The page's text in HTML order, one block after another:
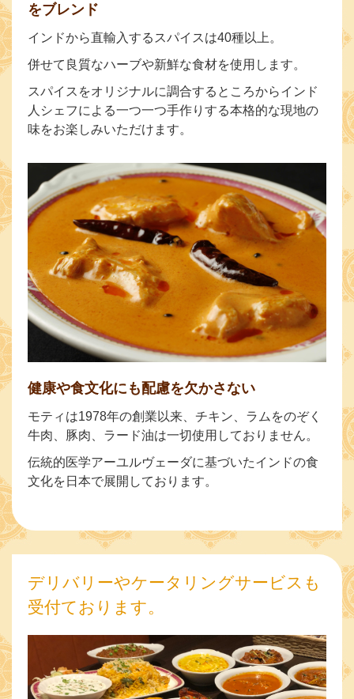
をブレンド
インドから直輸入するスパイスは40種以上。
併せて良質なハーブや新鮮な食材を使用します。
スパイスをオリジナルに調合するところからインド
人シェフによる一つ一つ手作りする本格的な現地の
味をお楽しみいただけます。
健康や食文化にも配慮を欠かさない
モティは1978年の創業以来、チキン、ラムをのぞく
牛肉、豚肉、ラード油は一切使用しておりません。
伝統的医学アーユルヴェーダに基づいたインドの食
文化を日本で展開しております。
デリバリーやケータリングサービスも
受付ております。